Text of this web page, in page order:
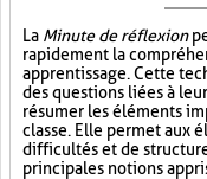
La Minute de réflexion
rapidement la
apprentissage. Cette
des questions liées à
résumer les éléments
classe. Elle permet aux
difficultés et de
principales notions